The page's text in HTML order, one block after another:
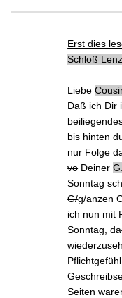
Erst dies
Schloß
Liebe
Daß ich Dir
bis hinten
nur Folge
voDeinerG.
Sonntag
G/g/anzen
ich nun mit
Sonntag, da
Seiten